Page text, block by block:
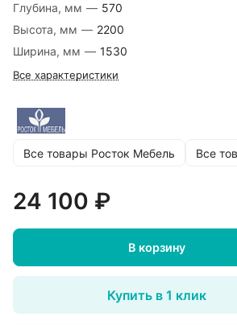
Глубина, мм — 570
Высота, мм — 2200
Ширина, мм — 1530
Все характеристики
Все товары Росток Мебель Все
24 100 ₽
В корзину
Купить в 1 клик